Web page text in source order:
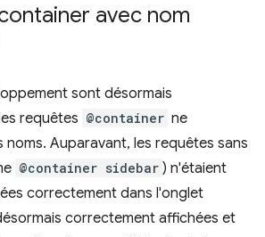
avec nom
sont désormais
requêtes @container ne
Auparavant, les requêtes sans
@container sidebar ) n'étaient
correctement dans l'onglet
correctement affichées et